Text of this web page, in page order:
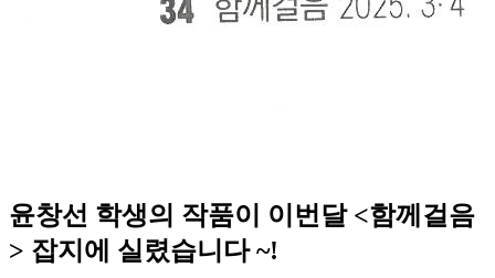
윤창선 학생의 작품이 이번달 <함께걸음
> 잡지에 실렸습니다 ~!